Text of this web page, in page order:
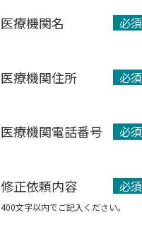
医療機関名 必須
医療機関住所 必須
医療機関電話番号 必須
修正依頼内容 必須
400文字以内でご記入ください。